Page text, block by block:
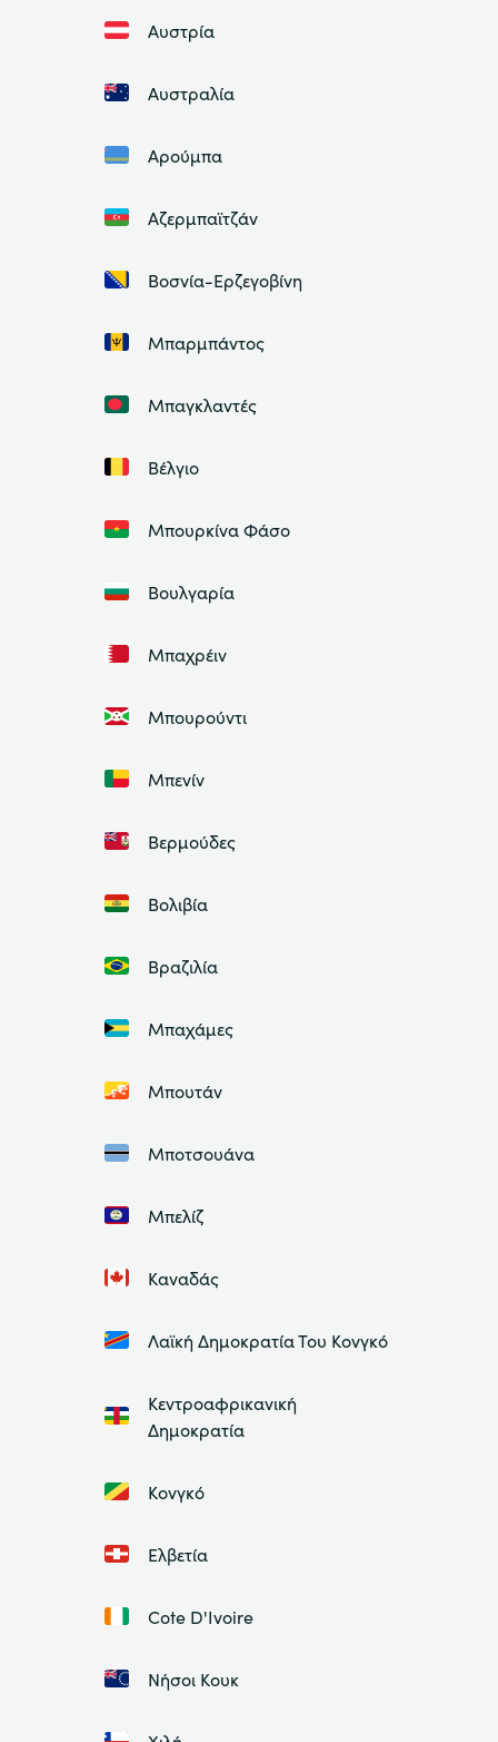
Αυστρία
Αυστραλία
Αρούμπα
Αζερμπαϊτζάν
Βοσνία-Ερζεγοβίνη
Μπαρμπάντος
Μπαγκλαντές
Βέλγιο
Μπουρκίνα Φάσο
Βουλγαρία
Μπαχρέιν
Μπουρούντι
Μπενίν
Βερμούδες
Βολιβία
Βραζιλία
Μπαχάμες
Μπουτάν
Μποτσουάνα
Μπελίζ
Καναδάς
Λαϊκή Δημοκρατία Του Κονγκό
Κεντροαφρικανική
Δημοκρατία
Κονγκό
Ελβετία
Cote D'Ivoire
Νήσοι Κουκ